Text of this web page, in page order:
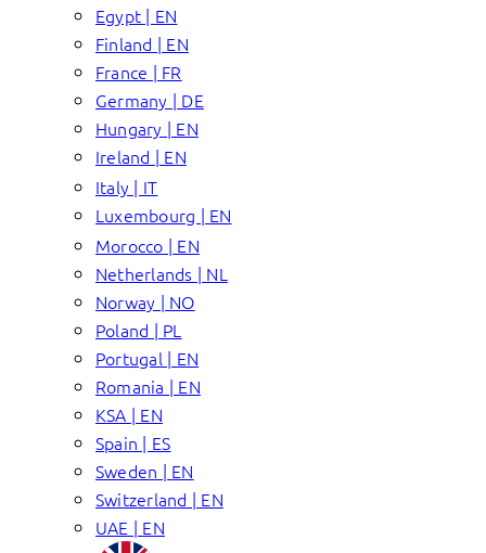
Egypt | EN
Finland | EN
France | FR
Germany | DE
Hungary | EN
Ireland | EN
Italy | IT
Luxembourg | EN
Morocco | EN
Netherlands | NL
Norway | NO
Poland | PL
Portugal | EN
Romania | EN
KSA | EN
Spain | ES
Sweden | EN
Switzerland | EN
UAE | EN